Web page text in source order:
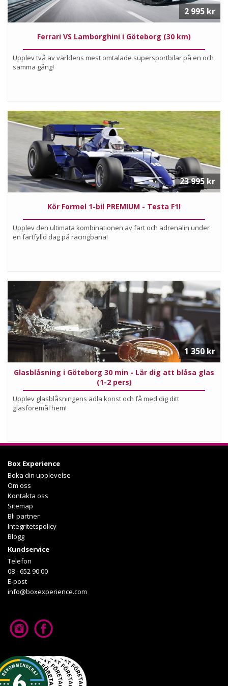
Ferrari VS Lamborghini i Göteborg (30 km)
Upplev två av världens mest omtalade supersportbilar på en och
samma gång!
2 995 kr
Köp
Läs mer om upplevelsen
Kör Formel 1-bil PREMIUM - Testa F1!
Upplev den ultimata kombinationen av fart och adrenalin under
en fartfylld dag på racingbana!
23 995 kr
Köp
Läs mer om upplevelsen
Glasblåsning i Göteborg 30 min - Lär dig att blåsa glas
(1-2 pers)
Upplev glasblåsningens ädla konst och få med dig ditt
glasföremål hem!
1 350 kr
Box Experience
Boka din upplevelse
Om oss
Kontakta oss
Sitemap
Bli partner
Integritetspolicy
Blogg
Kundservice
Telefon
08 - 652 90 00
E-post
info@boxexperience.com